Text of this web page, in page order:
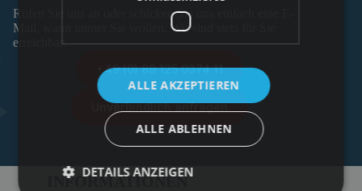
Rufen Sie uns an oder schicken Sie uns einfach eine E-
Mail, wann immer Sie wollen. Wir sind stets für Sie
erreichbar.
+49 (0) 89 125 0374 11
Unverbindlich anfragen
INFORMATIONEN
ALLE AKZEPTIEREN
ALLE ABLEHNEN
DETAILS ANZEIGEN